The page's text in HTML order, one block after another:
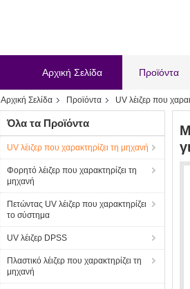
Αρχική Σελίδα Προϊόντα
Αρχική Σελίδα Προϊόντα UV λέιζερ που
Όλα τα Προϊόντα
UV λέιζερ που χαρακτηρίζει τη μηχανή
Φορητό λέιζερ που χαρακτηρίζει τη
μηχανή
Πετώντας UV λέιζερ που χαρακτηρίζει
το σύστημα
UV λέιζερ DPSS
Πλαστικό λέιζερ που χαρακτηρίζει τη
μηχανή